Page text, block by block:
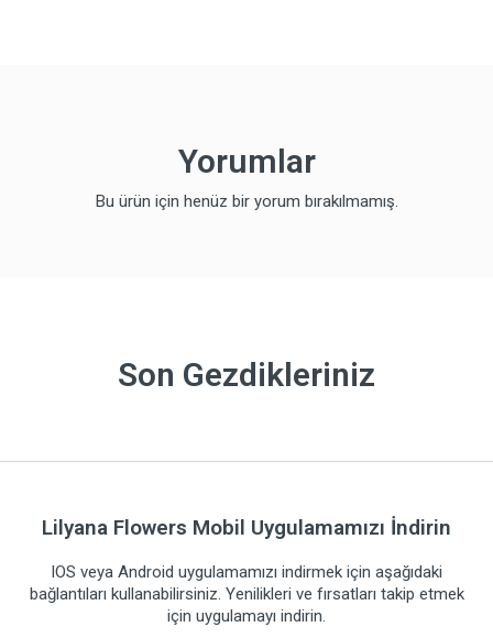
Yorumlar
Bu ürün için henüz bir yorum bırakılmamış.
Son Gezdikleriniz
Lilyana Flowers Mobil Uygulamamızı İndirin
IOS veya Android uygulamamızı indirmek için aşağıdaki
bağlantıları kullanabilirsiniz. Yenilikleri ve fırsatları takip etmek
için uygulamayı indirin.